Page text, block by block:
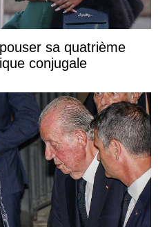
sa quatrième
conjugale